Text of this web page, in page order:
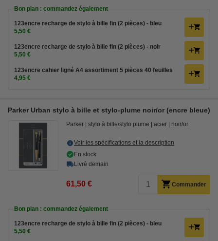
Bon plan : commandez également
123encre recharge de stylo à bille fin (2 pièces) - bleu
5,50 €
123encre recharge de stylo à bille fin (2 pièces) - noir
5,50 €
123encre cahier ligné A4 assortiment 5 pièces 40 feuilles
4,95 €
Parker Urban stylo à bille et stylo-plume noir/or (encre bleue)
Parker stylo à bille/stylo plume acier noir/or
Voir les spécifications et la description
En stock
Livré demain
61,50 € Commander
Bon plan : commandez également
123encre recharge de stylo à bille fin (2 pièces) - bleu
5,50 €